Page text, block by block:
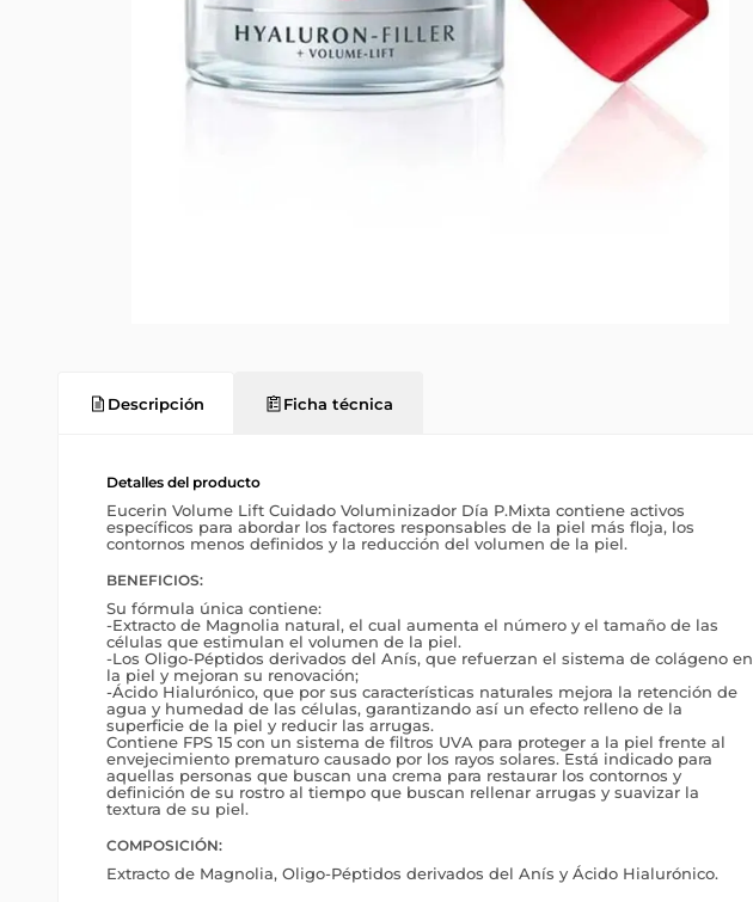
Descripción Ficha técnica
Detalles del producto
Eucerin Volume Lift Cuidado Voluminizador Día P.Mixta contiene activos
específicos para abordar los factores responsables de la piel más floja, los
contornos menos definidos y la reducción del volumen de la piel.
BENEFICIOS:
Su fórmula única contiene:
-Extracto de Magnolia natural, el cual aumenta el número y el tamaño de las
células que estimulan el volumen de la piel.
-Los Oligo-Péptidos derivados del Anís, que refuerzan el sistema de colágeno en
la piel y mejoran su renovación;
-Ácido Hialurónico, que por sus características naturales mejora la retención de
agua y humedad de las células, garantizando así un efecto relleno de la
superficie de la piel y reducir las arrugas.
Contiene FPS 15 con un sistema de filtros UVA para proteger a la piel frente al
envejecimiento prematuro causado por los rayos solares. Está indicado para
aquellas personas que buscan una crema para restaurar los contornos y
definición de su rostro al tiempo que buscan rellenar arrugas y suavizar la
textura de su piel.
COMPOSICIÓN:
Extracto de Magnolia, Oligo-Péptidos derivados del Anís y Ácido Hialurónico.